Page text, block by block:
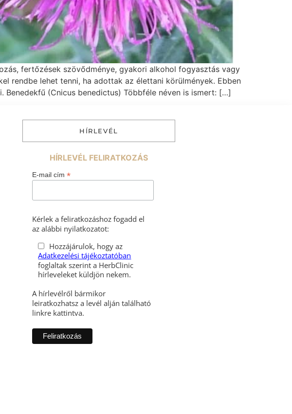
fertőzések szövődménye, gyakori alkohol fogyasztás vagy
rendbe lehet tenni, ha adottak az élettani körülmények. Ebben
(Cnicus benedictus) Többféle néven is ismert: […]
HÍRLEVÉL
HÍRLEVÉL FELIRATKOZÁS
E-mail cím *
Kérlek a feliratkozáshoz fogadd el
az alábbi nyilatkozatot:
Hozzájárulok, hogy az
Adatkezelési tájékoztatóban
foglaltak szerint a HerbClinic
hírleveleket küldjön nekem.
A hírlevélről bármikor
leiratkozhatsz a levél alján található
linkre kattintva.